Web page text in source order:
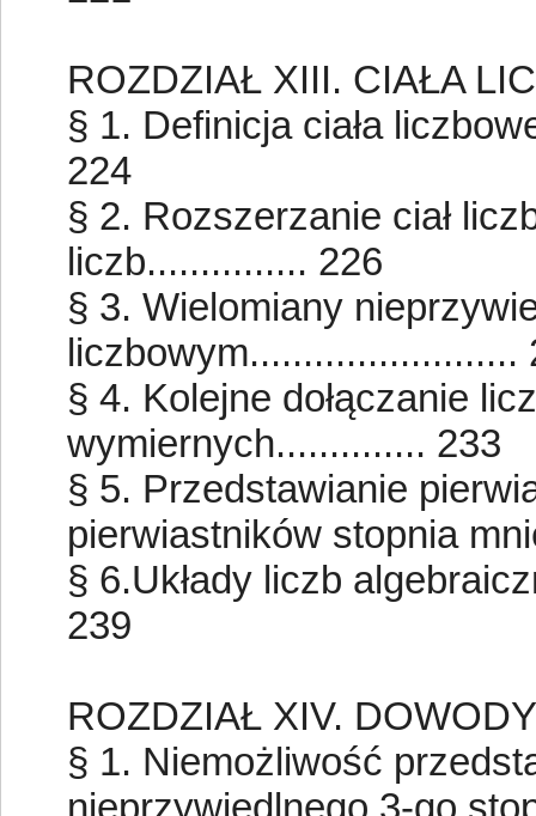
ROZDZIAŁ XIII. CIAŁA
§ 1. Definicja ciała
224
§ 2. Rozszerzanie ciał
liczb............... 226
§ 3. Wielomiany
liczbowym.........................
§ 4. Kolejne dołączanie
wymiernych.............. 233
§ 5. Przedstawianie
pierwiastników stopnia
§ 6.Układy liczb
239
ROZDZIAŁ XIV.
§ 1. Niemożliwość
nieprzywiedlnego 3-go